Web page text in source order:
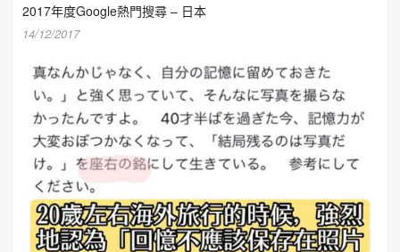
2017年度Google熱門搜尋 – 日本
14/12/2017